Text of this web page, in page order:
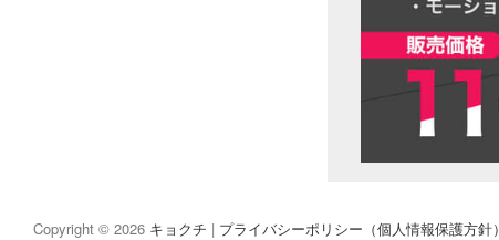
Copyright © 2026 キョクチ | プライバシーポリシー（個人情報保護方針）